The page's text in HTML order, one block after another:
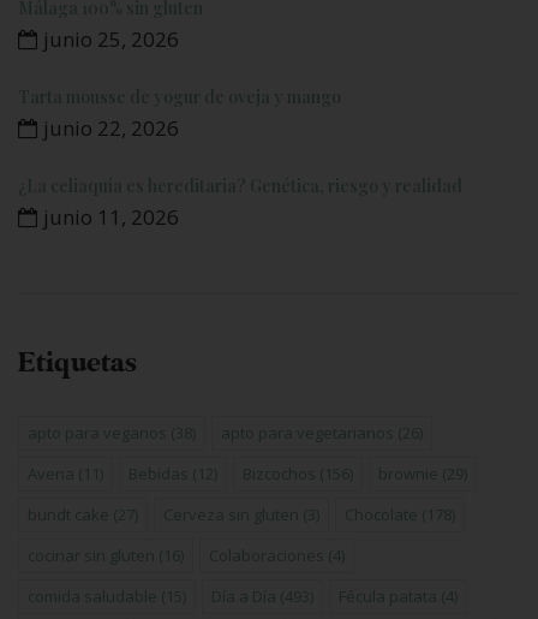
Málaga 100% sin gluten
junio 25, 2026
Tarta mousse de yogur de oveja y mango
junio 22, 2026
¿La celiaquía es hereditaria? Genética, riesgo y realidad
junio 11, 2026
Etiquetas
apto para veganos (38) apto para vegetarianos (26)
Avena (11) Bebidas (12) Bizcochos (156) brownie (29)
bundt cake (27) Cerveza sin gluten (3) Chocolate (178)
cocinar sin gluten (16) Colaboraciones (4)
comida saludable (15) Día a Día (493) Fécula patata (4)